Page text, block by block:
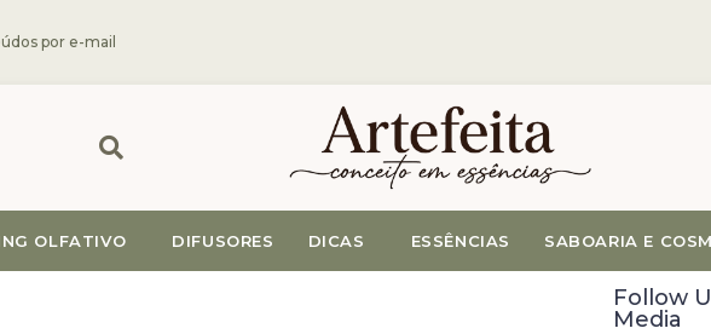
por e-mail
OLFATIVO DIFUSORES DICAS ESSÊNCIAS SABOARIA E
Follow
Media